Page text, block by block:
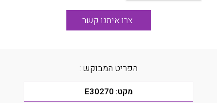
הפריט המבוקש :
מקט: E30270